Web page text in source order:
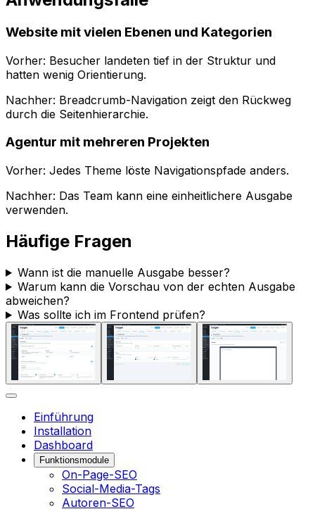
Website mit vielen Ebenen und Kategorien
Vorher: Besucher landeten tief in der Struktur und
hatten wenig Orientierung.
Nachher: Breadcrumb-Navigation zeigt den Rückweg
durch die Seitenhierarchie.
Agentur mit mehreren Projekten
Vorher: Jedes Theme löste Navigationspfade anders.
Nachher: Das Team kann eine einheitlichere Ausgabe
verwenden.
Häufige Fragen
Wann ist die manuelle Ausgabe besser?
Warum kann die Vorschau von der echten Ausgabe
abweichen?
Was sollte ich im Frontend prüfen?
Einführung
Installation
Dashboard
Funktionsmodule
On-Page-SEO
Social-Media-Tags
Autoren-SEO